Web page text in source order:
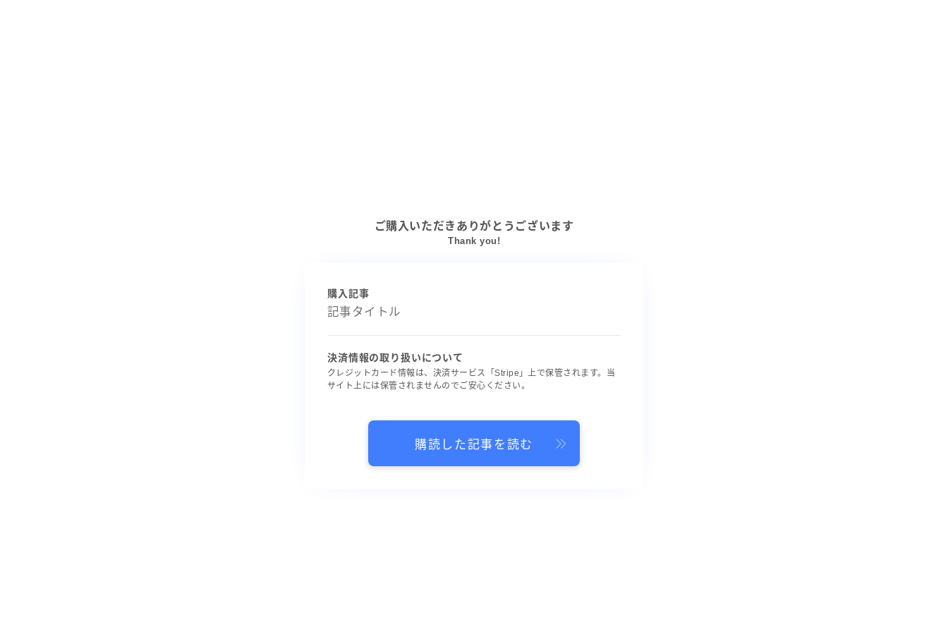
ご購入いただきありがとうございます
Thank you!
購入記事
記事タイトル
決済情報の取り扱いについて
クレジットカード情報は、決済サービス「Stripe」上で保管されます。当
サイト上には保管されませんのでご安心ください。
購読した記事を読む